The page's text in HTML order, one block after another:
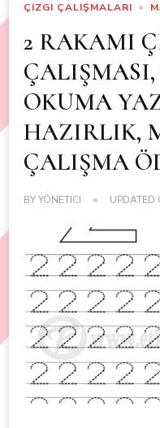
ÇIZGI ÇALIŞMALARI
2 RAKAMI
OKUMA
HAZIRLIK,
ÇALIŞMA
BYYÖNETICI UPDATED